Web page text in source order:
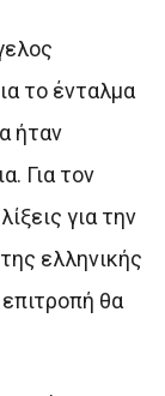
το ένταλμα
ήταν
Για τον
για την
ελληνικής
επιτροπή θα